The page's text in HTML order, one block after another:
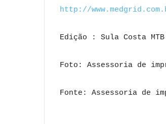
http://
Edição : Sula Costa MTB
Foto: Assessoria de
Fonte: Assessoria de